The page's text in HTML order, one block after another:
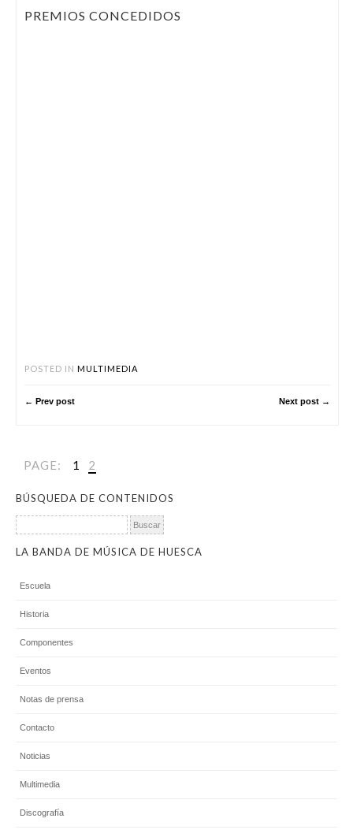
PREMIOS CONCEDIDOS
POSTED IN MULTIMEDIA
← Prev post Next post →
PAGE: 1 2
BÚSQUEDA DE CONTENIDOS
Buscar:
LA BANDA DE MÚSICA DE HUESCA
Escuela
Historia
Componentes
Eventos
Notas de prensa
Contacto
Noticias
Multimedia
Discografía